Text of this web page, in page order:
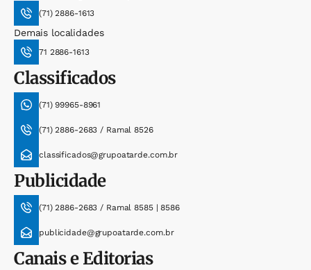
(71) 2886-1613
Demais localidades
71 2886-1613
Classificados
(71) 99965-8961
(71) 2886-2683 / Ramal 8526
classificados@grupoatarde.com.br
Publicidade
(71) 2886-2683 / Ramal 8585 | 8586
publicidade@grupoatarde.com.br
Canais e Editorias